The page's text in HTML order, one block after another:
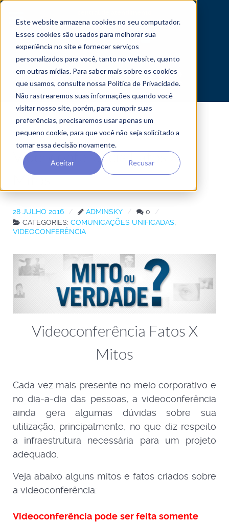
Este website armazena cookies no seu computador.
Esses cookies são usados ​​para melhorar sua
experiência no site e fornecer serviços
personalizados para você, tanto no website, quanto
em outras mídias. Para saber mais sobre os cookies
que usamos, consulte nossa Política de Privacidade.
Não rastrearemos suas informações quando você
visitar nosso site, porém, para cumprir suas
preferências, precisaremos usar apenas um
pequeno cookie, para que você não seja solicitado a
tomar essa decisão novamente.
Aceitar Recusar
Videoconferência Fatos X
Mitos
28 JULHO 2016 ADMINSKY
0
CATEGORIES: COMUNICAÇÕES UNIFICADAS,
VIDEOCONFERÊNCIA
Videoconferência Fatos X
Mitos
Cada vez mais presente no meio corporativo e
no dia-a-dia das pessoas, a videoconferência
ainda gera algumas dúvidas sobre sua
utilização, principalmente, no que diz respeito
a infraestrutura necessária para um projeto
adequado.
Veja abaixo alguns mitos e fatos criados sobre
a videoconferência:
Videoconferência pode ser feita somente